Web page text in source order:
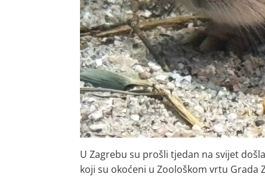
U Zagrebu su prošli tjedan na svijet
koji su okoćeni u Zoološkom vrtu Grada